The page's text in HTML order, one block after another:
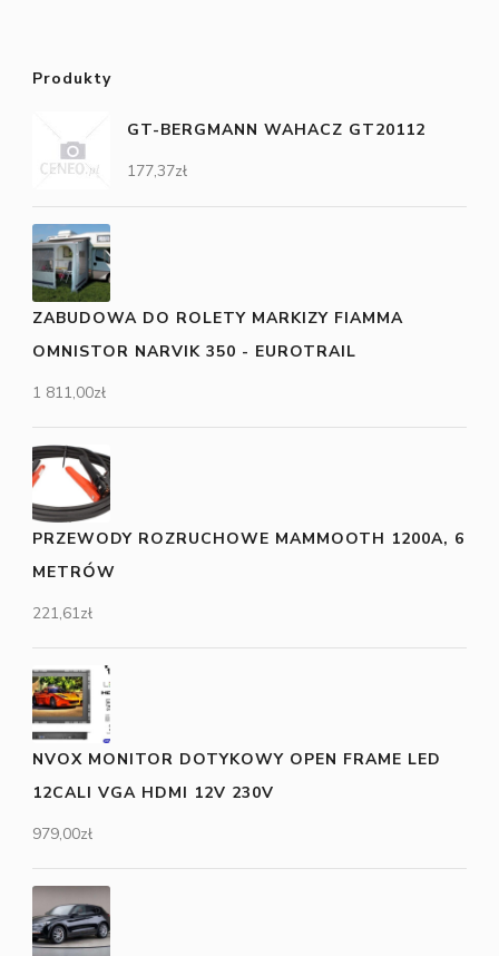
Produkty
GT-BERGMANN WAHACZ GT20112
177,37zł
ZABUDOWA DO ROLETY MARKIZY FIAMMA
OMNISTOR NARVIK 350 - EUROTRAIL
1 811,00zł
PRZEWODY ROZRUCHOWE MAMMOOTH 1200A, 6
METRÓW
221,61zł
NVOX MONITOR DOTYKOWY OPEN FRAME LED
12CALI VGA HDMI 12V 230V
979,00zł